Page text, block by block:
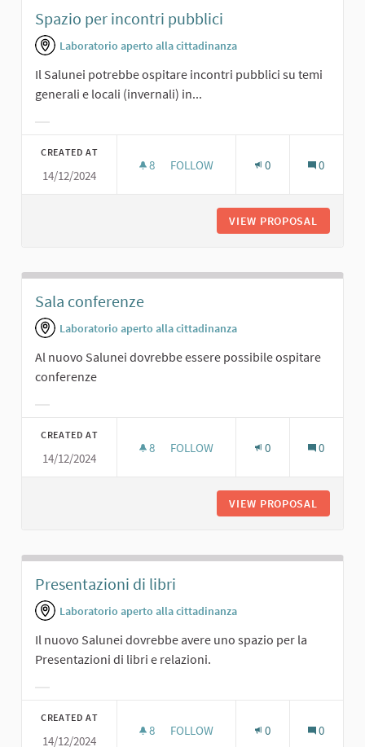
Spazio per incontri pubblici
Laboratorio aperto alla cittadinanza
Il Salunei potrebbe ospitare incontri pubblici su temi
generali e locali (invernali) in...
CREATED AT
14/12/2024
8 8 FOLLOWERS
FOLLOW 0 0
VIEW PROPOSAL
Sala conferenze
Laboratorio aperto alla cittadinanza
Al nuovo Salunei dovrebbe essere possibile ospitare
conferenze
CREATED AT
14/12/2024
8 8 FOLLOWERS
FOLLOW 0 0
VIEW PROPOSAL
Presentazioni di libri
Laboratorio aperto alla cittadinanza
Il nuovo Salunei dovrebbe avere uno spazio per la
Presentazioni di libri e relazioni.
CREATED AT
14/12/2024
8 8 FOLLOWERS
FOLLOW 0 0